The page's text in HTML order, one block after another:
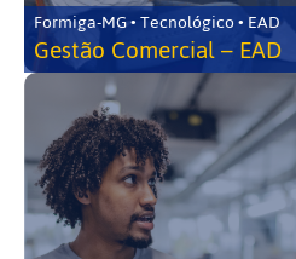
Formiga-MG • Tecnológico • EAD
Gestão Comercial – EAD